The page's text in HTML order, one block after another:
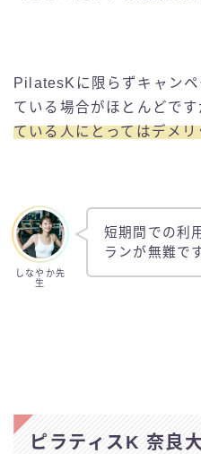
PilatesKに限らずキャン
ている場合がほとんどです
ている人にとってはデメリ
しなやか先
生
短期間での利
ランが無難で
ピラティスK 奈良